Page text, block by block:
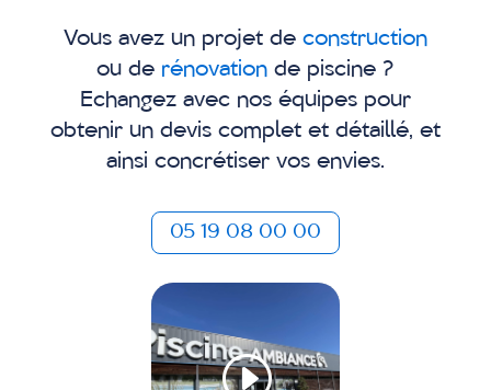
Vous avez un projet de construction
ou de rénovation de piscine ?
Echangez avec nos équipes pour
obtenir un devis complet et détaillé, et
ainsi concrétiser vos envies.
05 19 08 00 00